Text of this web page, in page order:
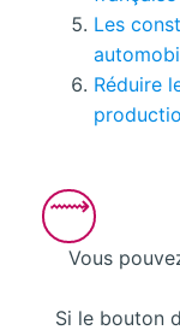
Les
Réduire
Vous
Si le bouton